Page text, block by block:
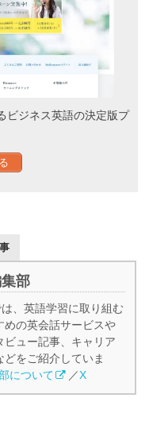
ビジネス英語の決定版プ
部
、英語学習に取り組む
めの英会話サービスや
ビュー記事、キャリア
をご紹介していま
について ／X